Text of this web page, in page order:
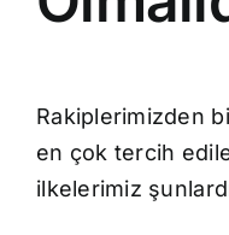
Rakiplerimizden
en çok tercih
ilkelerimiz